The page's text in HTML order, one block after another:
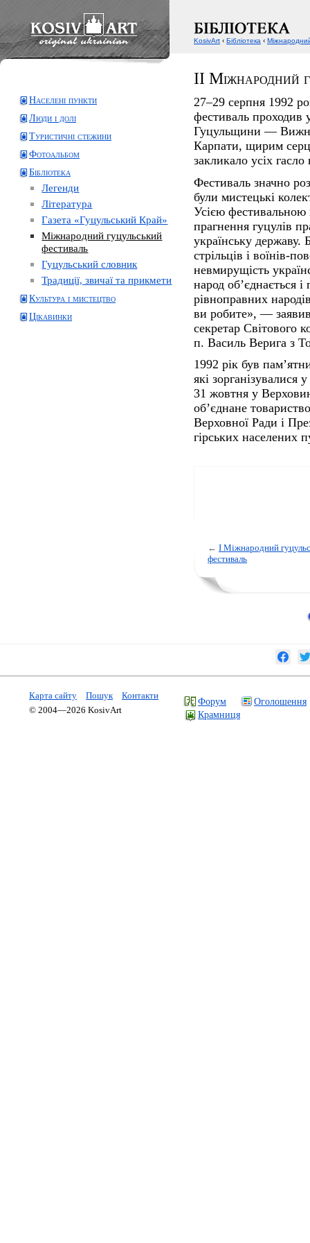
II Міжнародний
Населені пункти
Люди і долі
Туристичні стежини
Фотоальбом
Бібліотека
Легенди
Література
Газета «Гуцульський Край»
Міжнародний гуцульський
фестиваль
Гуцульський словник
Традиції, звичаї та прикмети
Культура і мистецтво
Цікавинки
27–29 серпня 1992
фестиваль проходив
Гуцульщини —
Карпати, щирим
закликало усіх
Фестиваль значно
були мистецькі
Усією фестивальною
прагнення гуцулів
українську державу.
стрільців і воїнів-
невмирущість
народ об’єднається
рівноправних
ви робите», —
секретар Світового
п. Василь Верига з
1992 рік був
які зорганізувалися
31 жовтня у
об’єднане
Верховної Ради і
гірських населених
← I Міжнародний
фестиваль
KosivArt ‹ Бібліотека ‹
Карта сайту Пошук
Контакти
© 2004—2026 KosivArt
Форум
Оголошення
Крамниця